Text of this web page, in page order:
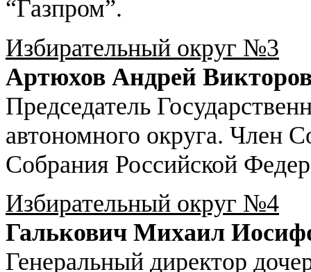
“Газпром”.
Избирательный округ №3
Артюхов Андрей
Председатель
автономного округа. Член
Собрания Российской
Избирательный округ №4
Галькович Михаил
Генеральный директор